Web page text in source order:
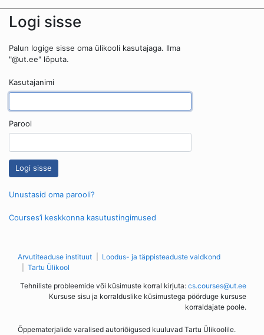
Logi sisse
Palun logige sisse oma ülikooli kasutajaga. Ilma
"@ut.ee" lõputa.
Kasutajanimi
Parool
Unustasid oma parooli?
Courses’i keskkonna kasutustingimused
Arvutiteaduse instituut
Loodus- ja täppisteaduste valdkond
Tartu Ülikool
Tehniliste probleemide või küsimuste korral kirjuta: cs.courses@ut.ee
Kursuse sisu ja korralduslike küsimustega pöörduge kursuse
korraldajate poole.
Õppematerjalide varalised autoriõigused kuuluvad Tartu Ülikoolile.